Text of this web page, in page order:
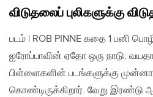
விடுதலைப் புலிகளுக்கு
படம் | ROB PINNE கதை 1 பனி
ஐரோப்பாவின் ஏதோ ஒரு நாடு.
பிள்ளைகளின் படங்களுக்கு
கொண்டிருக்கிறார். வேறு